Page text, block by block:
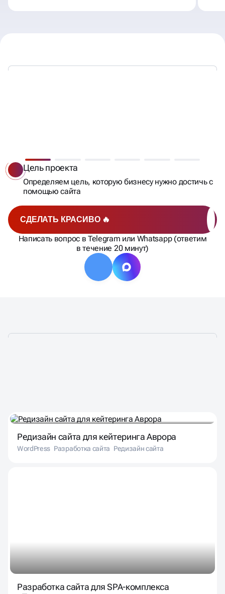
ПРОТОТИПА САЙТА ВСЕГО ЗА
6 ШАГОВ
СДЕЛАТЬ КРАСИВО 🔥
Написать вопрос в Telegram или Whatsapp (ответим
в течение 20 минут)
Цель проекта
Определяем цель, которую бизнесу нужно достичь с
помощью сайта
В РАЗЛИЧНЫХ НИШАХ
Редизайн сайта для кейтеринга Аврора
WordPress Разработка сайта Редизайн сайта
Разработка сайта для SPA-комплекса